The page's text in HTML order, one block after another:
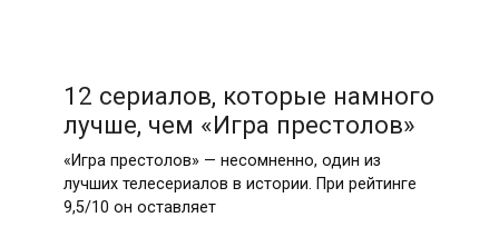
12 сериалов, которые намного
лучше, чем «Игра престолов»
«Игра престолов» — несомненно, один из
лучших телесериалов в истории. При рейтинге
9,5/10 он оставляет